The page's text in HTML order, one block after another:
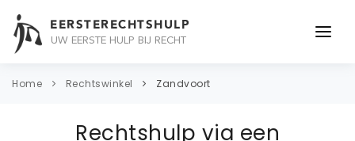
EERSTERECHTSHULP
UW EERSTE HULP BIJ RECHT
ONDERWERPEN
Home Rechtswinkel Zandvoort
Rechtshulp via een